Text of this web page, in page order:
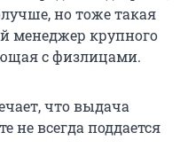
но тоже такая
менеджер крупного
с физлицами.
что выдача
не всегда поддается